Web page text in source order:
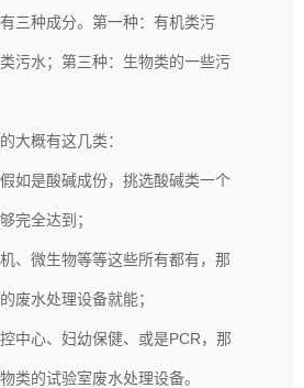
三种成分。第一种：有机类污
污水；第三种：生物类的一些污
大概有这几类：
如是酸碱成份，挑选酸碱类一个
完全达到；
、微生物等等这些所有都有，那
废水处理设备就能；
中心、妇幼保健、或是PCR，那
类的试验室废水处理设备。